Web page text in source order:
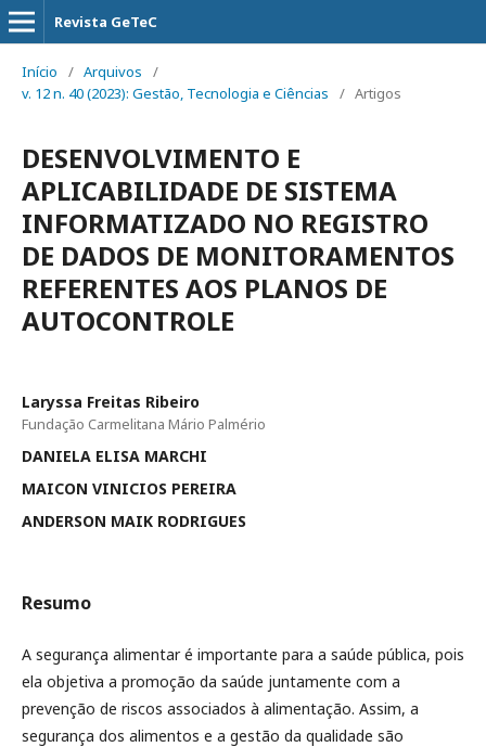
Revista GeTeC
Início / Arquivos
/
v. 12 n. 40 (2023): Gestão, Tecnologia e Ciências
/ Artigos
DESENVOLVIMENTO E
APLICABILIDADE DE SISTEMA
INFORMATIZADO NO REGISTRO
DE DADOS DE MONITORAMENTOS
REFERENTES AOS PLANOS DE
AUTOCONTROLE
Laryssa Freitas Ribeiro
Fundação Carmelitana Mário Palmério
DANIELA ELISA MARCHI
MAICON VINICIOS PEREIRA
ANDERSON MAIK RODRIGUES
Resumo
A segurança alimentar é importante para a saúde pública, pois
ela objetiva a promoção da saúde juntamente com a
prevenção de riscos associados à alimentação. Assim, a
segurança dos alimentos e a gestão da qualidade são